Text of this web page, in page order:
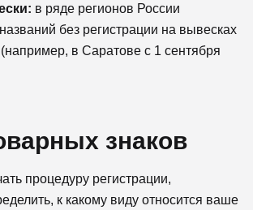
в ряде регионов России
без регистрации на вывесках
в Саратове с 1 сентября
знаков
процедуру регистрации,
к какому виду относится ваше